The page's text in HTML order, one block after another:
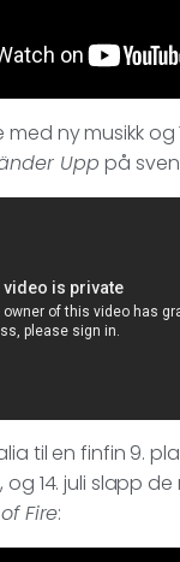
ny musikk og
Upppå
til en finfin 9.
og 14. juli slapp
Fire: